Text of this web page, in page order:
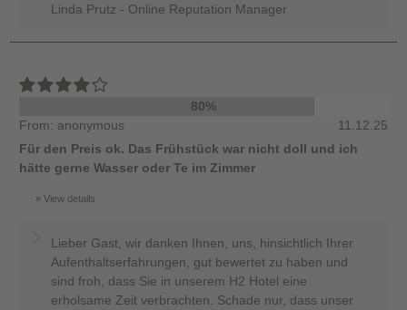
Linda Prutz - Online Reputation Manager
80%
From: anonymous
11.12.25
Für den Preis ok. Das Frühstück war nicht doll und ich
hätte gerne Wasser oder Te im Zimmer
View details
Lieber Gast, wir danken Ihnen, uns, hinsichtlich Ihrer
Aufenthaltserfahrungen, gut bewertet zu haben und
sind froh, dass Sie in unserem H2 Hotel eine
erholsame Zeit verbrachten. Schade nur, dass unser